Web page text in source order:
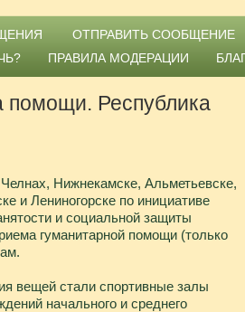
ОТПРАВИТЬ СООБЩЕНИЕ
ПРАВИЛА МОДЕРАЦИИ
помощи. Республика
Нижнекамске, Альметьевске,
и Лениногорске по инициативе
и социальной защиты
гуманитарной помощи (только
вещей стали спортивные залы
начального и среднего